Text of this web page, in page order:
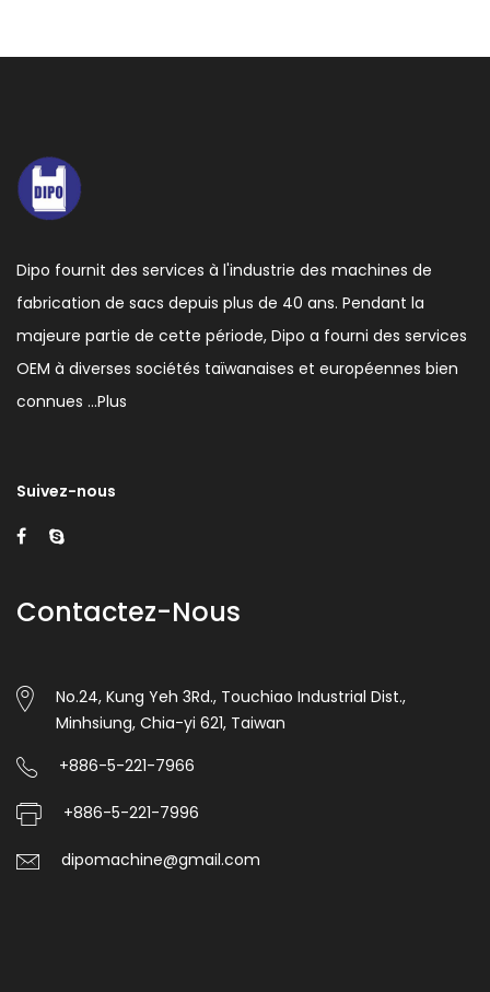
Dipo fournit des services à l'industrie des machines de
fabrication de sacs depuis plus de 40 ans. Pendant la
majeure partie de cette période, Dipo a fourni des services
OEM à diverses sociétés taïwanaises et européennes bien
connues …Plus
Suivez-nous
Contactez-Nous
No.24, Kung Yeh 3Rd., Touchiao Industrial Dist.,
Minhsiung, Chia-yi 621, Taiwan
+886-5-221-7966
+886-5-221-7996
dipomachine@gmail.com